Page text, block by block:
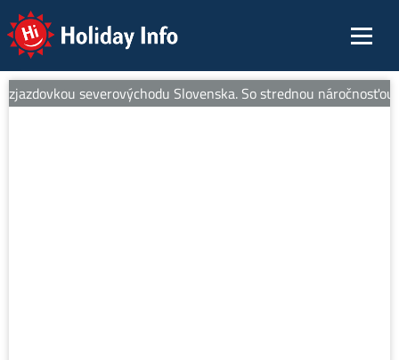
Holiday Info
severovýchodu Slovenska. So strednou